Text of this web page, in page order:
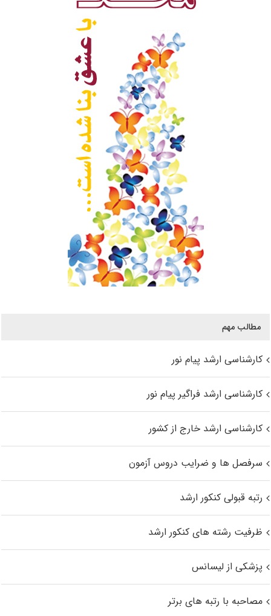
مطالب مهم
کارشناسی ارشد پیام نور
کارشناسی ارشد فراگیر پیام نور
کارشناسی ارشد خارج از کشور
سرفصل ها و ضرایب دروس آزمون
رتبه قبولی کنکور ارشد
ظرفیت رشته های کنکور ارشد
پزشکی از لیسانس
مصاحبه با رتبه های برتر